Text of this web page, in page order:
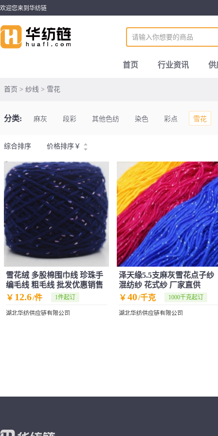
欢迎您来到华纺链
首页 行业资讯 供
首页 > 纱线 > 雪花
分类: 麻灰 段彩 其他色纺 染色 彩点 雪花
综合排序 价格排序 ￥
雪花绒 多股棉围巾线 珍珠手
编毛线 粗毛线 批发优惠销售
￥ 12.6/件 1件起订
湖北华纺供应链有限公司
泽天缘5.5支麻灰雪花点子纱
混纺纱 花式纱 厂家直供
￥ 40/千克 1000千克起订
湖北华纺供应链有限公司